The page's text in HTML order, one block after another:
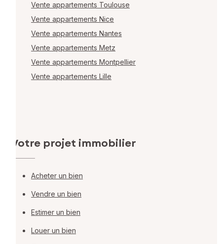
Vente appartements Toulouse
Vente appartements Nice
Vente appartements Nantes
Vente appartements Metz
Vente appartements Montpellier
Vente appartements Lille
Votre projet immobilier
Acheter un bien
Vendre un bien
Estimer un bien
Louer un bien